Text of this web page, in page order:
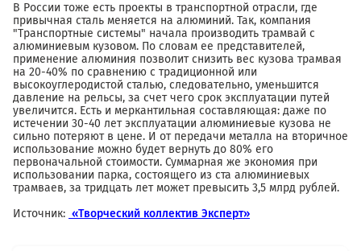
В России тоже есть проекты в транспортной отрасли, где
привычная сталь меняется на алюминий. Так, компания
"Транспортные системы" начала производить трамвай с
алюминиевым кузовом. По словам ее представителей,
применение алюминия позволит снизить вес кузова трамвая
на 20-40% по сравнению с традиционной или
высокоуглеродистой сталью, следовательно, уменьшится
давление на рельсы, за счет чего срок эксплуатации путей
увеличится. Есть и меркантильная составляющая: даже по
истечении 30-40 лет эксплуатации алюминиевые кузова не
сильно потеряют в цене. И от передачи металла на вторичное
использование можно будет вернуть до 80% его
первоначальной стоимости. Суммарная же экономия при
использовании парка, состоящего из ста алюминиевых
трамваев, за тридцать лет может превысить 3,5 млрд рублей.
Источник: «Творческий коллектив Эксперт»